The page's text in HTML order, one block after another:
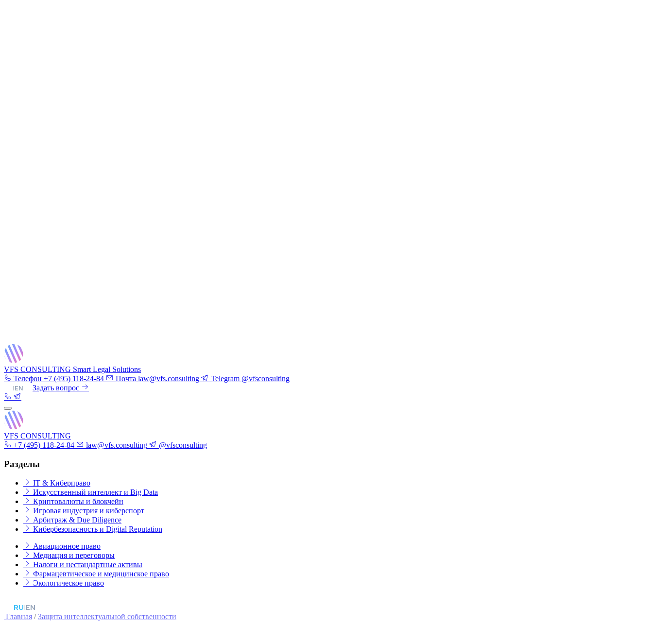
VFS CONSULTING Smart Legal Solutions
Телефон +7 (495) 118-24-84 Почта law@vfs.consulting Telegram @vfsconsulting
|EN Задать вопрос
VFS CONSULTING
+7 (495) 118-24-84
law@vfs.consulting @vfsconsulting
Разделы
IT & Киберправо
Искусственный интеллект и Big Data
Криптовалюты и блокчейн
Игровая индустрия и киберспорт
Арбитраж & Due Diligence
Кибербезопасность и Digital Reputation
Авиационное право
Медиация и переговоры
Налоги и нестандартные активы
Фармацевтическое и медицинское право
Экологическое право
RU|EN
Главная /Защита интеллектуальной собственности